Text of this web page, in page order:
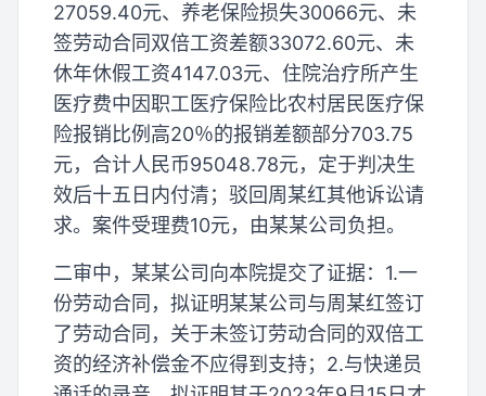
27059.40元、养老保险损失30066元、未
签劳动合同双倍工资差额33072.60元、未
休年休假工资4147.03元、住院治疗所产生
医疗费中因职工医疗保险比农村居民医疗保
险报销比例高20％的报销差额部分703.75
元，合计人民币95048.78元，定于判决生
效后十五日内付清；驳回周某红其他诉讼请
求。案件受理费10元，由某某公司负担。
二审中，某某公司向本院提交了证据：1.一
份劳动合同，拟证明某某公司与周某红签订
了劳动合同，关于未签订劳动合同的双倍工
资的经济补偿金不应得到支持；2.与快递员